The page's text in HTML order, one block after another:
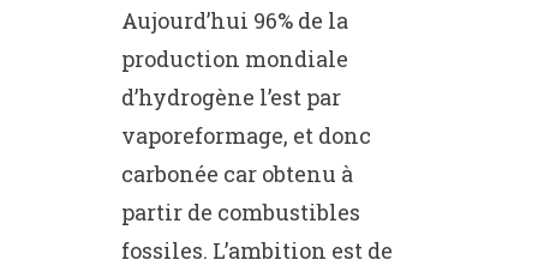
Aujourd’hui 96% de la
production mondiale
d’hydrogène l’est par
vaporeformage, et donc
carbonée car obtenu à
partir de combustibles
fossiles. L’ambition est de